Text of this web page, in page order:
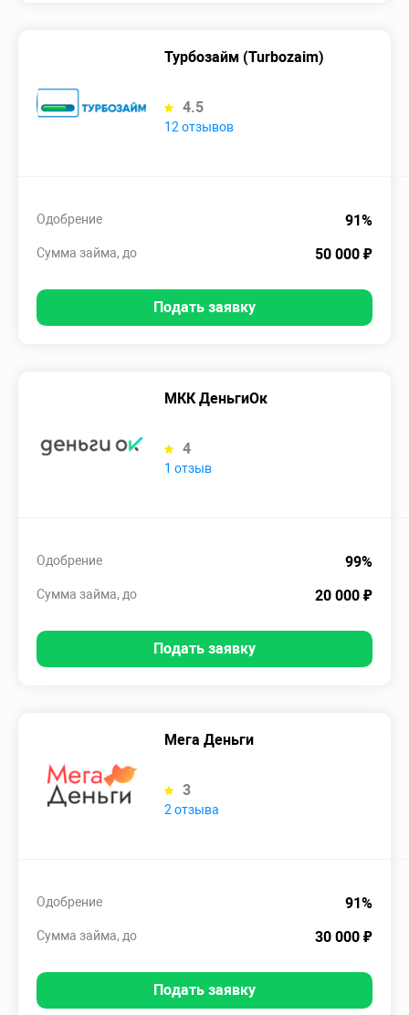
Турбозайм (Turbozaim)
4.5
12 отзывов
91%
Одобрение
50 000 ₽
Сумма займа, до
Подать заявку
МКК ДеньгиОк
4
1 отзыв
99%
Одобрение
20 000 ₽
Сумма займа, до
Подать заявку
Мега Деньги
3
2 отзыва
91%
Одобрение
30 000 ₽
Сумма займа, до
Подать заявку